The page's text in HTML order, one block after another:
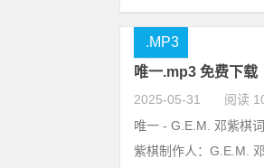
唯一.mp3 免费下载
2025-05-31 阅读
.MP3
唯一 - G.E.M. 邓紫棋
紫棋制作人：G.E.M.